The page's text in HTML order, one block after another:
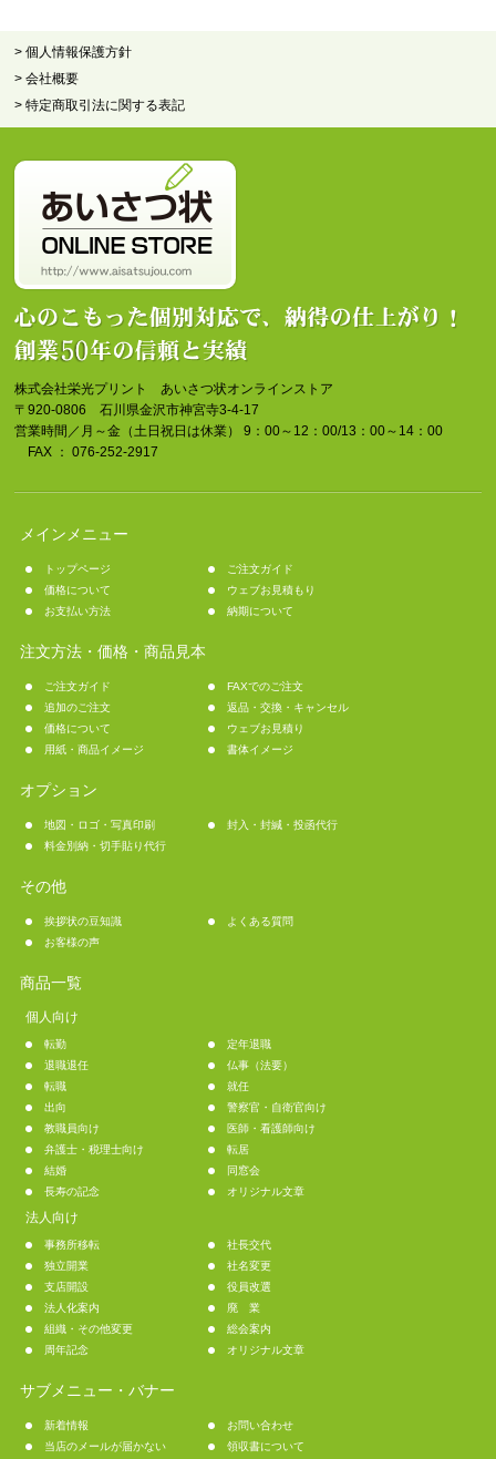
> 個人情報保護方針
> 会社概要
> 特定商取引法に関する表記
株式会社栄光プリント あいさつ状オンラインストア
〒920-0806 石川県金沢市神宮寺3-4-17
営業時間／月～金（土日祝日は休業） 9：00～12：00/13：00～14：00
FAX ： 076-252-2917
メインメニュー
トップページ
ご注文ガイド
価格について
ウェブお見積もり
お支払い方法
納期について
注文方法・価格・商品見本
ご注文ガイド
FAXでのご注文
追加のご注文
返品・交換・キャンセル
価格について
ウェブお見積り
用紙・商品イメージ
書体イメージ
オプション
地図・ロゴ・写真印刷
封入・封緘・投函代行
料金別納・切手貼り代行
その他
挨拶状の豆知識
よくある質問
お客様の声
商品一覧
個人向け
転勤
定年退職
退職退任
仏事（法要）
転職
就任
出向
警察官・自衛官向け
教職員向け
医師・看護師向け
弁護士・税理士向け
転居
結婚
同窓会
長寿の記念
オリジナル文章
法人向け
事務所移転
社長交代
独立開業
社名変更
支店開設
役員改選
法人化案内
廃 業
組織・その他変更
総会案内
周年記念
オリジナル文章
サブメニュー・バナー
新着情報
お問い合わせ
当店のメールが届かない
領収書について